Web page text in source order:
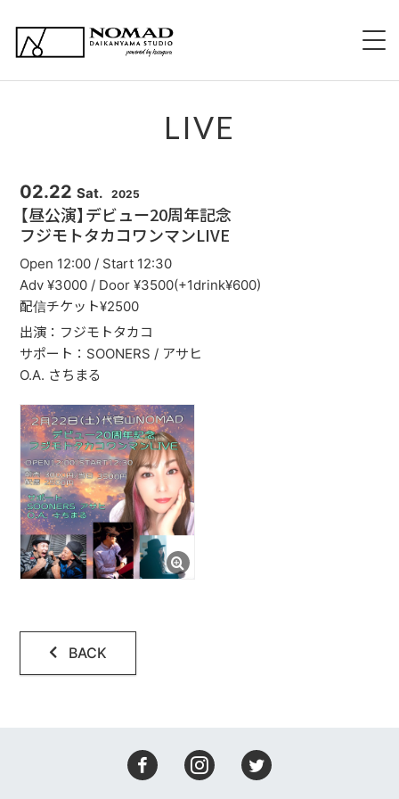
新規出演希望について
スタッフ紹介
メニュー
会場設備
レコーディング
アクセス
コンタクト
LIVE
02.22 Sat. 2025
【昼公演】デビュー20周年記念
フジモトタカコワンマンLIVE
Open 12:00 / Start 12:30
Adv ¥3000 / Door ¥3500(+1drink¥600)
配信チケット¥2500
出演：フジモトタカコ
サポート：SOONERS / アサヒ
O.A. さちまる
BACK